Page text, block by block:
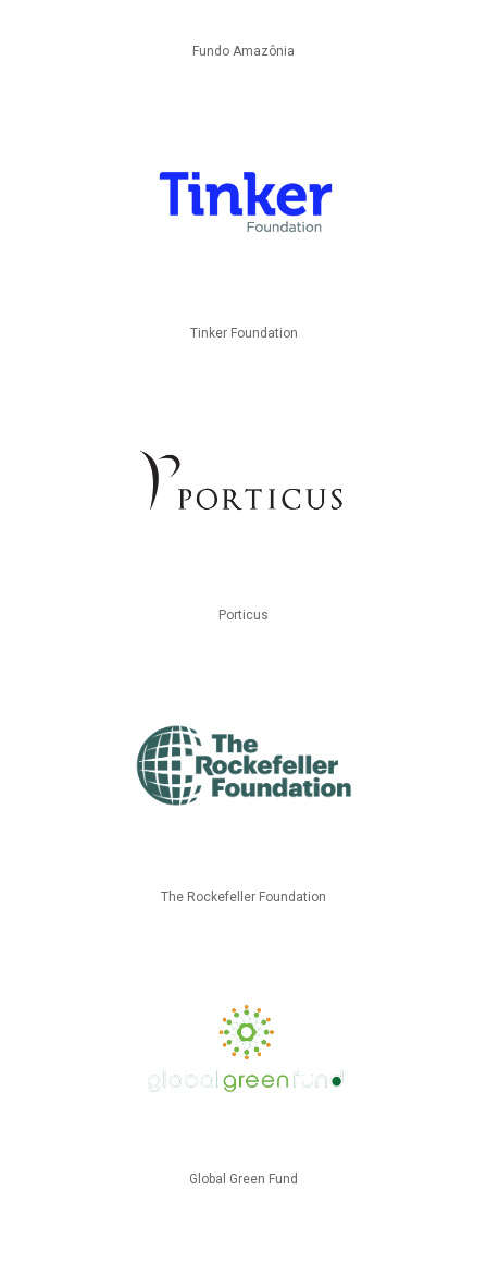
Fundo Amazônia
Tinker Foundation
Porticus
The Rockefeller Foundation
Global Green Fund